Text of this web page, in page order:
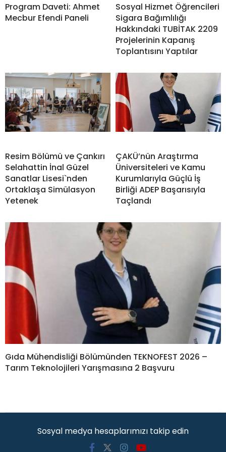
Program Daveti: Ahmet
Mecbur Efendi Paneli
Sosyal Hizmet Öğrencileri
Sigara Bağımlılığı
Hakkındaki TUBİTAK 2209
Projelerinin Kapanış
Toplantısını Yaptılar
Resim Bölümü ve Çankırı
Selahattin İnal Güzel
Sanatlar Lisesi`nden
Ortaklaşa Simülasyon
Yetenek
ÇAKÜ’nün Araştırma
Üniversiteleri ve Kamu
Kurumlarıyla Güçlü İş
Birliği ADEP Başarısıyla
Taçlandı
Gıda Mühendisliği Bölümünden TEKNOFEST 2026 –
Tarım Teknolojileri Yarışmasına 2 Başvuru
Sosyal medya hesaplarımızı takip edin